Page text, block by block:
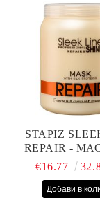
STAPIZ
REPAIR -
СУХИ,
€16.77